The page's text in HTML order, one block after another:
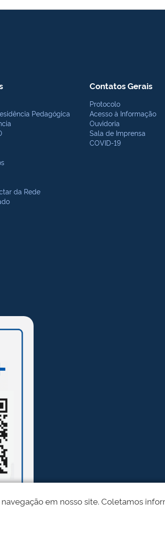
Pedagógica
da Rede
Contatos Gerais
Protocolo
Acesso à Informação
Ouvidoria
Sala de Imprensa
COVID-19
em nosso site. Coletamos